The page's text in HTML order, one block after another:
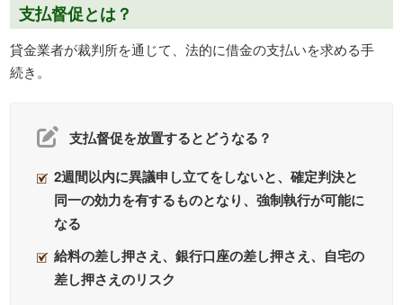
支払督促とは？
貸金業者が裁判所を通じて、法的に借金の支払いを求める手
続き。
支払督促を放置するとどうなる？
2週間以内に異議申し立てをしないと、確定判決と
同一の効力を有するものとなり、強制執行が可能に
なる
給料の差し押さえ、銀行口座の差し押さえ、自宅の
差し押さえのリスク